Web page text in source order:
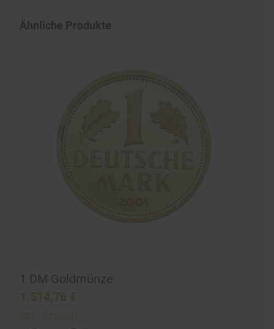
Ähnliche Produkte
1 DM Goldmünze
1.514,76 €
zzgl.
Versand